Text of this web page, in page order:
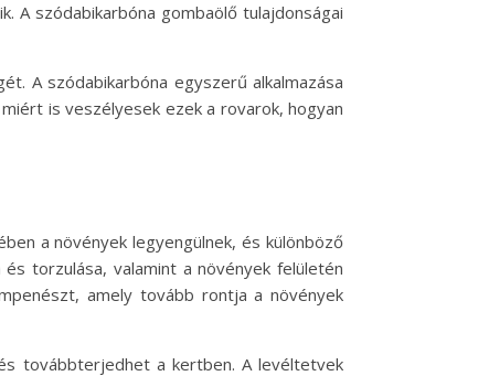
A szódabikarbóna gombaölő tulajdonságai
A szódabikarbóna egyszerű alkalmazása
is veszélyesek ezek a rovarok, hogyan
a növények legyengülnek, és különböző
torzulása, valamint a növények felületén
amely tovább rontja a növények
továbbterjedhet a kertben. A levéltetvek